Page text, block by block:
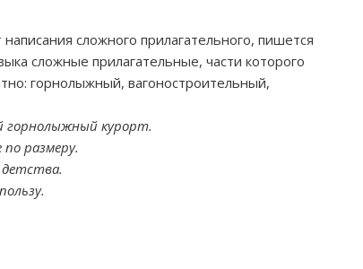
сложного прилагательного, пишется
сложные прилагательные, части которого
горнолыжный, вагоностроительный,
горнолыжный курорт.
размеру.